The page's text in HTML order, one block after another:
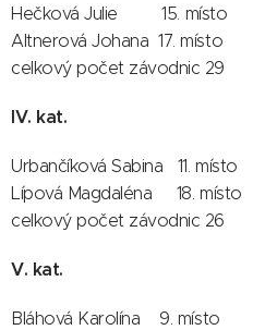
Hečková Julie 15. místo
Altnerová Johana 17. místo
celkový počet závodnic 29
IV. kat.
Urbančíková Sabina 11. místo
Lípová Magdaléna 18. místo
celkový počet závodnic 26
V. kat.
Bláhová Karolína 9. místo